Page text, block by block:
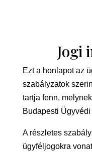
Jogi
Ezt a honlapot az
szabályzatok
tartja fenn,
Budapesti Ügyvédi
A részletes
ügyféljogokra